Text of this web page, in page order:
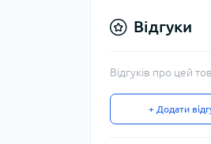
Відгуки
Відгуків про цей
+ Додати